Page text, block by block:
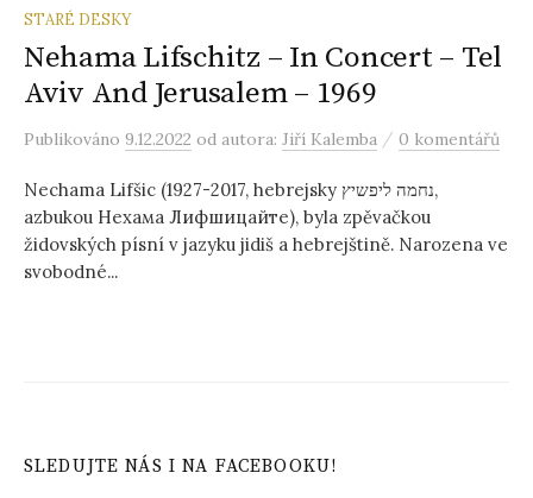
STARÉ DESKY
Nehama Lifschitz – In Concert – Tel
Aviv And Jerusalem – 1969
Publikováno 9.12.2022 od autora: Jiří Kalemba / 0 komentářů
Nechama Lifšic (1927-2017, hebrejsky נחמה ליפשיץ,
azbukou Нехама Лифшицайте), byla zpěvačkou
židovských písní v jazyku jidiš a hebrejštině. Narozena ve
svobodné...
SLEDUJTE NÁS I NA FACEBOOKU!